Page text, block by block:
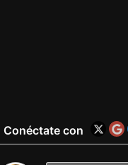
Conéctate con